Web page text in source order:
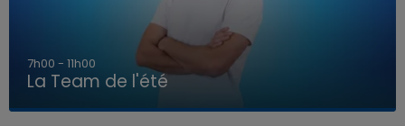
7h00 - 11h00
La Team de l'été